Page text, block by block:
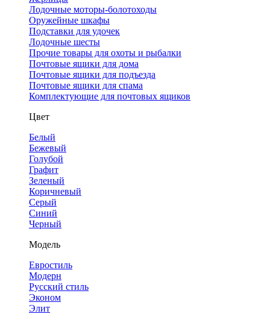
Лодочные моторы-болотоходы
Оружейные шкафы
Подставки для удочек
Лодочные шесты
Прочие товары для охоты и рыбалки
Почтовые ящики для дома
Почтовые ящики для подъезда
Почтовые ящики для спама
Комплектующие для почтовых ящиков
Цвет
Белый
Бежевый
Голубой
Графит
Зеленый
Коричневый
Серый
Синий
Черный
Модель
Евростиль
Модерн
Русский стиль
Эконом
Элит